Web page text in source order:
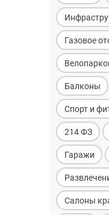
Гаражи
Салоны
Газовое
Балконы
Спорт и
214 ФЗ